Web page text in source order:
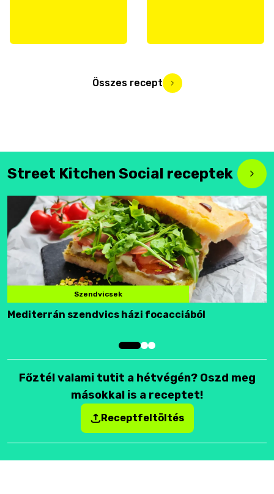
Összes recept
Street Kitchen Social receptek
Szendvicsek
Mediterrán szendvics házi focacciából
Főztél valami tutit a hétvégén? Oszd meg
másokkal is a receptet!
Receptfeltöltés